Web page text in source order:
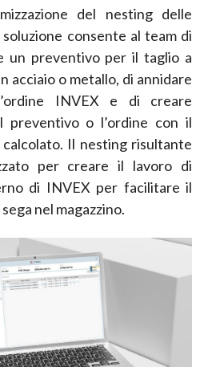
del nesting delle
consente al team di
un preventivo per il taglio a
acciaio o metallo, di annidare
INVEX e di creare
preventivo o l’ordine con il
Il nesting risultante
per creare il lavoro di
di INVEX per facilitare il
nel magazzino.